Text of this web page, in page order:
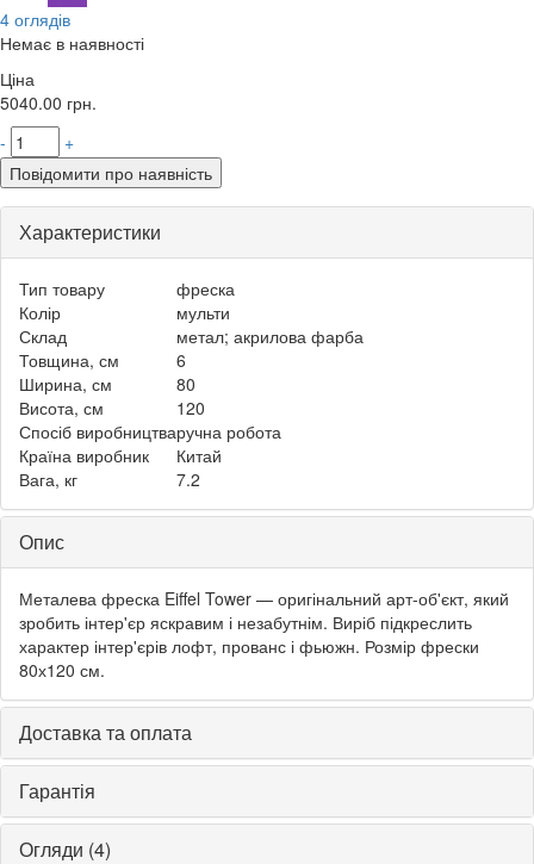
4 оглядів
Немає в наявності
Ціна
5040.00 грн.
-
+
Повідомити про наявність
Характеристики
Тип товару
фреска
Колір
мульти
Склад
метал; акрилова фарба
Товщина, см
6
Ширина, см
80
Висота, см
120
Спосіб виробництваручна робота
Країна виробник
Китай
Вага, кг
7.2
Опис
Металева фреска Eiffel Tower — оригінальний арт-об'єкт, який
зробить інтер'єр яскравим і незабутнім. Виріб підкреслить
характер інтер'єрів лофт, прованс і фьюжн. Розмір фрески
80х120 см.
Доставка та оплата
Гарантія
Огляди (4)